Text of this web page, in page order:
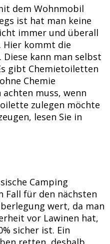
dem Wohnmobil
ist hat man keine
immer und überall
Hier kommt die
Diese kann man selbst
gibt Chemietoiletten
Chemie
muss, wenn
zulegen möchte
lesen Sie in
Camping
Fall für den nächsten
wert, da man
vor Lawinen hat,
sicher ist. Ein